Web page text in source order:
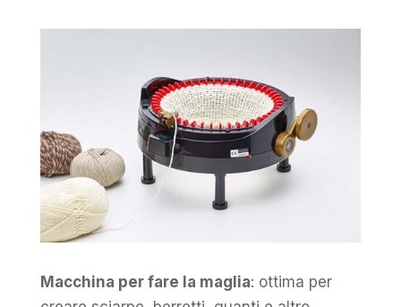
Macchina per fare la maglia: ottima per